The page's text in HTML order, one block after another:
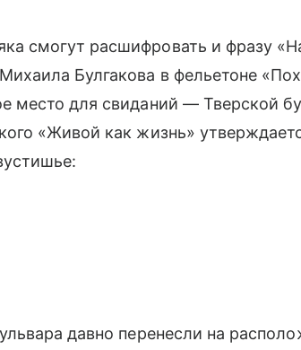
смогут расшифровать и фразу
Булгакова в фельетоне
место для свиданий — Тверской
«Живой как жизнь»
давно перенесли на